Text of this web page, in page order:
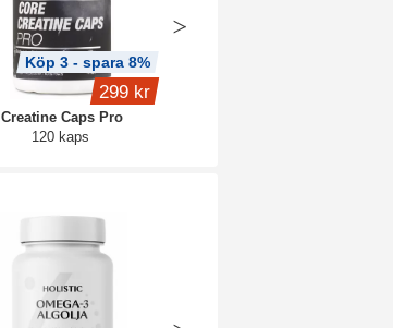
Creatine Caps Pro
120 kaps
Köp 3 - spara 8%
299 kr